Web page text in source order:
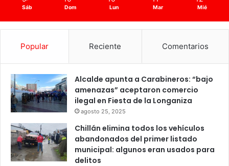
Sáb Dom Lun Mar Mié
Popular Reciente Comentarios
Alcalde apunta a Carabineros: “bajo
amenazas” aceptaron comercio
ilegal en Fiesta de la Longaniza
agosto 25, 2025
Chillán elimina todos los vehículos
abandonados del primer listado
municipal: algunos eran usados para
delitos